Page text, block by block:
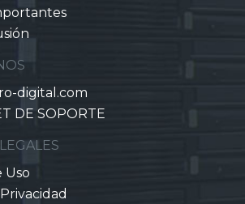
digital.com
DE SOPORTE
Uso